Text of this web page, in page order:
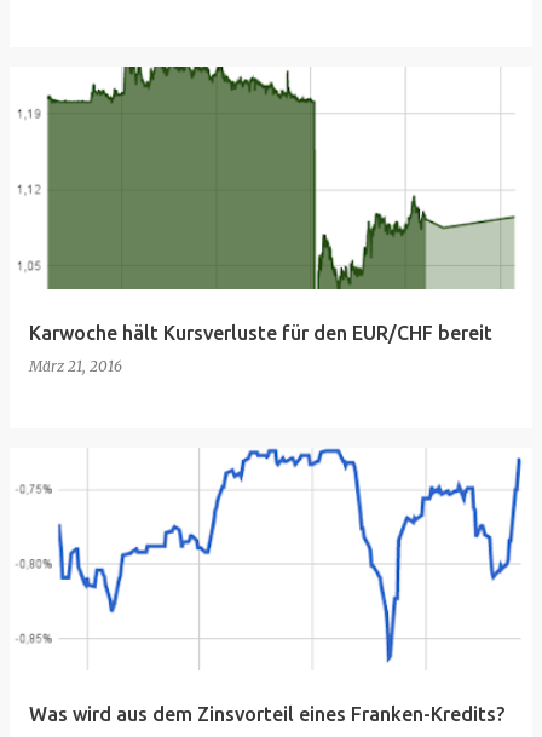
Karwoche hält Kursverluste für den EUR/CHF bereit
März 21, 2016
Was wird aus dem Zinsvorteil eines Franken-Kredits?